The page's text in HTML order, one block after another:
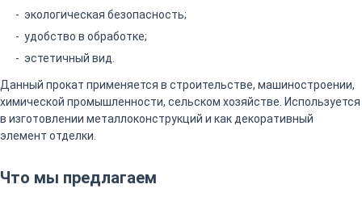
экологическая безопасность;
удобство в обработке;
эстетичный вид.
Данный прокат применяется в строительстве, машиностроении,
химической промышленности, сельском хозяйстве. Используется
в изготовлении металлоконструкций и как декоративный
элемент отделки.
Что мы предлагаем